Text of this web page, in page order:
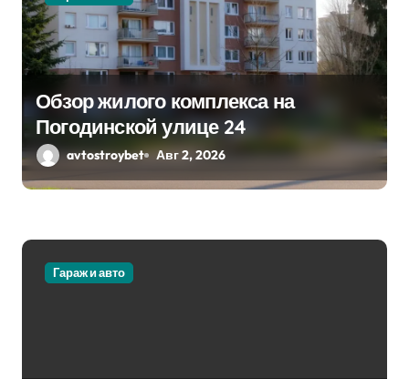
Обзор жилого комплекса на
Погодинской улице 24
avtostroybet Авг 2, 2026
Гараж и авто